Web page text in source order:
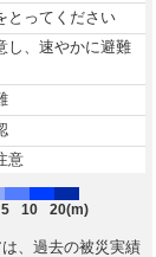
とってください
し、速やかに避難
意
5 10 20(m)
、過去の被災実績